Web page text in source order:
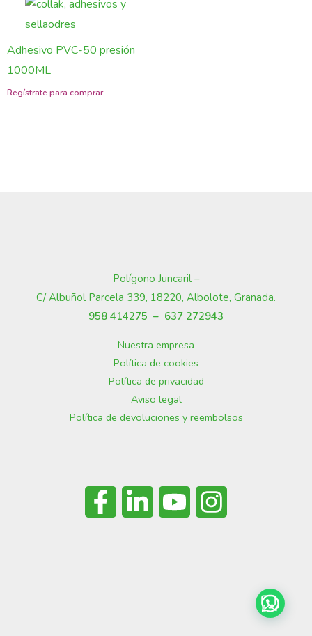
Adhesivo PVC-50 presión
1000ML
Polígono Juncaril –
C/ Albuñol Parcela 339, 18220, Albolote, Granada.
958 414275 – 637 272943
Nuestra empresa
Política de cookies
Política de privacidad
Aviso legal
Política de devoluciones y reembolsos